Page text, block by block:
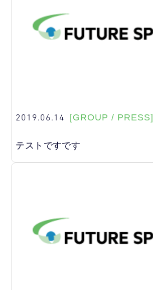
2019.06.14 [GROUP / PRESS]
テストですです